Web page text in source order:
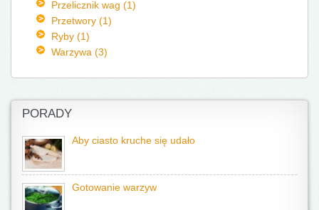
Przelicznik wag (1)
Przetwory (1)
Ryby (1)
Warzywa (3)
PORADY
Aby ciasto kruche się udało
Gotowanie warzyw